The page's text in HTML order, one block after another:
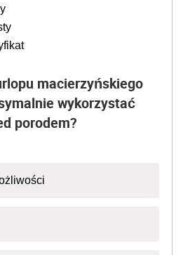
macierzyńskiego
wykorzystać
porodem?